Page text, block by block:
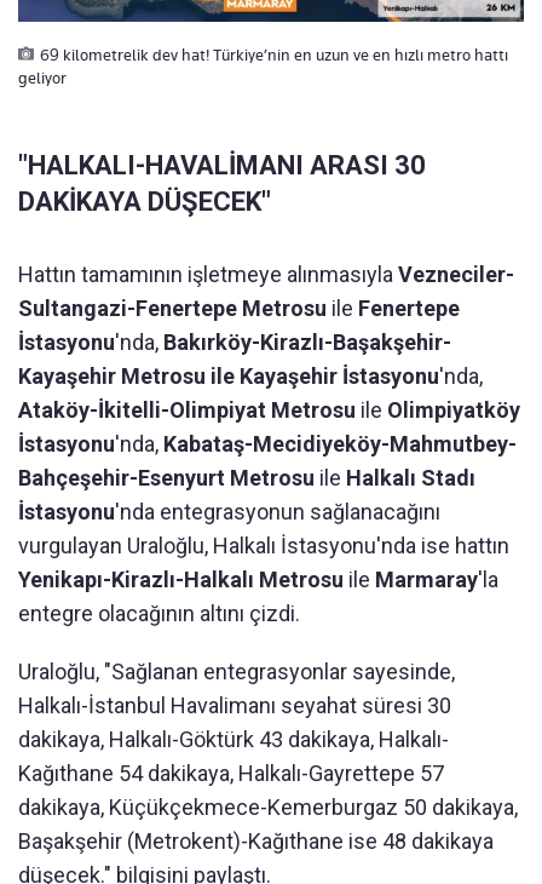
69 kilometrelik dev hat! Türkiye’nin en uzun ve en hızlı metro hattı
geliyor
"HALKALI-HAVALİMANI ARASI 30
DAKİKAYA DÜŞECEK"
Hattın tamamının işletmeye alınmasıyla Vezneciler-
Sultangazi-Fenertepe Metrosu ile Fenertepe
İstasyonu'nda, Bakırköy-Kirazlı-Başakşehir-
Kayaşehir Metrosu ile Kayaşehir İstasyonu'nda,
Ataköy-İkitelli-Olimpiyat Metrosu ile Olimpiyatköy
İstasyonu'nda, Kabataş-Mecidiyeköy-Mahmutbey-
Bahçeşehir-Esenyurt Metrosu ile Halkalı Stadı
İstasyonu'nda entegrasyonun sağlanacağını
vurgulayan Uraloğlu, Halkalı İstasyonu'nda ise hattın
Yenikapı-Kirazlı-Halkalı Metrosu ile Marmaray'la
entegre olacağının altını çizdi.
Uraloğlu, "Sağlanan entegrasyonlar sayesinde,
Halkalı-İstanbul Havalimanı seyahat süresi 30
dakikaya, Halkalı-Göktürk 43 dakikaya, Halkalı-
Kağıthane 54 dakikaya, Halkalı-Gayrettepe 57
dakikaya, Küçükçekmece-Kemerburgaz 50 dakikaya,
Başakşehir (Metrokent)-Kağıthane ise 48 dakikaya
düşecek." bilgisini paylaştı.